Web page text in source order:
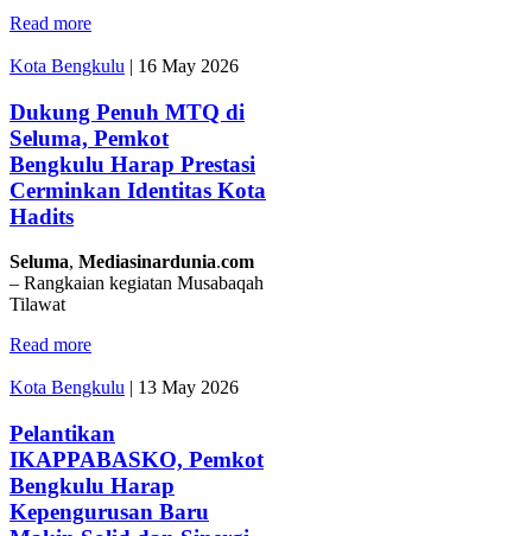
Read more
Kota Bengkulu | 16 May 2026
Dukung Penuh MTQ di
Seluma, Pemkot
Bengkulu Harap Prestasi
Cerminkan Identitas Kota
Hadits
Seluma, Mediasinardunia.com
– Rangkaian kegiatan Musabaqah
Tilawat
Read more
Kota Bengkulu | 13 May 2026
Pelantikan
IKAPPABASKO, Pemkot
Bengkulu Harap
Kepengurusan Baru